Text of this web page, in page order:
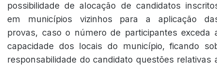
possibilidade de alocação de candidatos
em municípios vizinhos para a aplicação
provas, caso o número de participantes exceda
capacidade dos locais do município, ficando
responsabilidade do candidato questões relativas